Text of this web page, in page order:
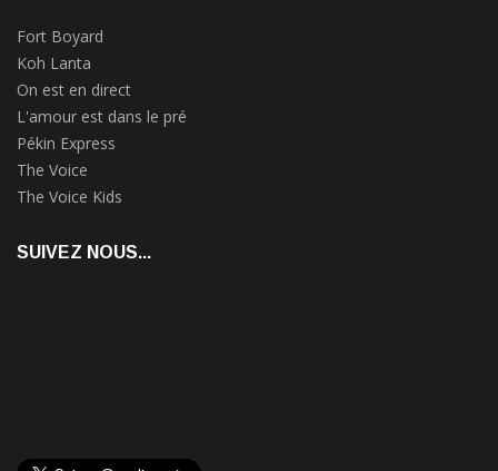
Fort Boyard
Koh Lanta
On est en direct
L'amour est dans le pré
Pékin Express
The Voice
The Voice Kids
SUIVEZ NOUS...